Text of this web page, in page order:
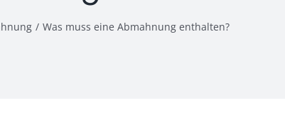
Was muss eine Abmahnung enthalten?